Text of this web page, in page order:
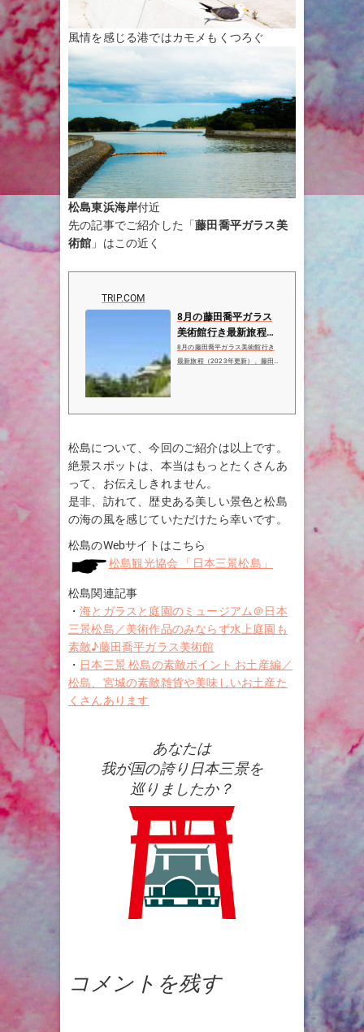
風情を感じる港ではカモメもくつろぐ
松島東浜海岸付近
先の記事でご紹介した「藤田喬平ガラス美
術館 」はこの近く
TRIP.COM
8月の藤田喬平ガラス
美術館行き最新旅程
（2023年更新）、藤
田喬平ガラス美術館の
8月の藤田喬平ガラス美術館行き
最新旅程（2023年更新）、藤田
示、藤田喬平ガラス美術館周辺の
トラン
松島について、今回のご紹介は以上です。
絶景スポットは、本当はもっとたくさんあ
って、お伝えしきれません。
是非、訪れて、歴史ある美しい景色と松島
の海の風を感じていただけたら幸いです。
松島のWebサイトはこちら
松島観光協会 「日本三景松島」
松島関連記事
・海とガラスと庭園のミュージアム＠日本
三景松島／美術作品のみならず水上庭園も
素敵♪藤田喬平ガラス美術館
・ 日本三景 松島の素敵ポイント お土産編／
松島、宮城の素敵雑貨や美味しいお土産た
くさんあります
あなたは
我が国の誇り日本三景を
巡りましたか？
コメントを残す